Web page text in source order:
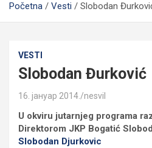
Početna Vesti Slobodan
VESTI
Slobodan Đurković
16. јануар 2014. nesvil
U okviru jutarnjeg programa
Direktorom JKP Bogatić
Slobodan Djurkovic